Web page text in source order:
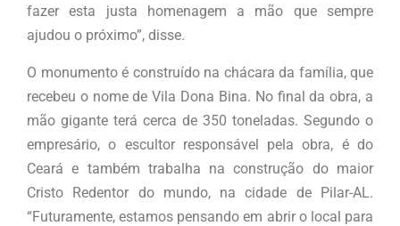
fazer esta justa homenagem a mão que sempre
ajudou o próximo”, disse.
O monumento é construído na chácara da família, que
recebeu o nome de Vila Dona Bina. No final da obra, a
mão gigante terá cerca de 350 toneladas. Segundo o
empresário, o escultor responsável pela obra, é do
Ceará e também trabalha na construção do maior
Cristo Redentor do mundo, na cidade de Pilar-AL.
“Futuramente, estamos pensando em abrir o local para